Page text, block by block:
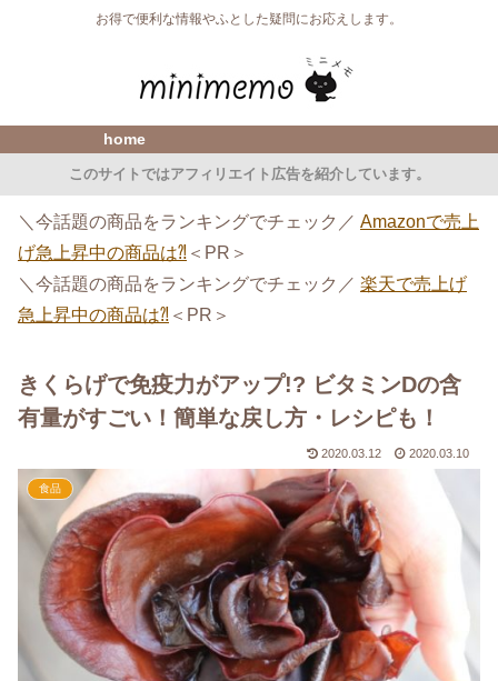
お得で便利な情報やふとした疑問にお応えします。
home
このサイトではアフィリエイト広告を紹介しています。
＼今話題の商品をランキングでチェック／ Amazonで売上
げ急上昇中の商品は⁈ ＜PR＞
＼今話題の商品をランキングでチェック／ 楽天で売上げ
急上昇中の商品は⁈ ＜PR＞
きくらげで免疫力がアップ!? ビタミンDの含
有量がすごい！簡単な戻し方・レシピも！
2020.03.12 2020.03.10
食品